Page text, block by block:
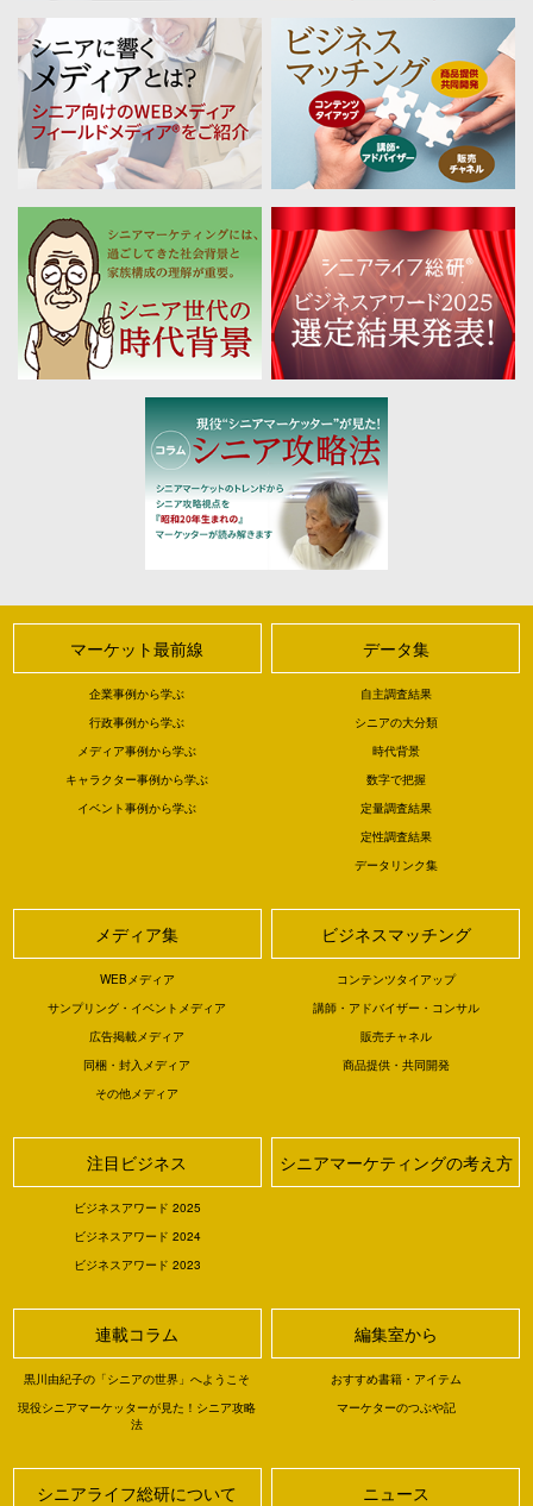
マーケット最前線
企業事例から学ぶ
行政事例から学ぶ
メディア事例から学ぶ
キャラクター事例から学ぶ
イベント事例から学ぶ
データ集
自主調査結果
シニアの大分類
時代背景
数字で把握
定量調査結果
定性調査結果
データリンク集
メディア集
WEBメディア
サンプリング・イベントメディア
広告掲載メディア
同梱・封入メディア
その他メディア
ビジネスマッチング
コンテンツタイアップ
講師・アドバイザー・コンサル
販売チャネル
商品提供・共同開発
注目ビジネス
ビジネスアワード 2025
ビジネスアワード 2024
ビジネスアワード 2023
シニアマーケティングの考え方
連載コラム
黒川由紀子の「シニアの世界」へようこそ
現役シニアマーケッターが見た！シニア攻略
法
編集室から
おすすめ書籍・アイテム
マーケターのつぶや記
シニアライフ総研について ニュース